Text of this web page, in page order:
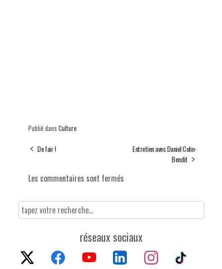
Publié dans Culture
De l'air !
Entretien avec Daniel Cohn-
Bendit
Les commentaires sont fermés
réseaux sociaux